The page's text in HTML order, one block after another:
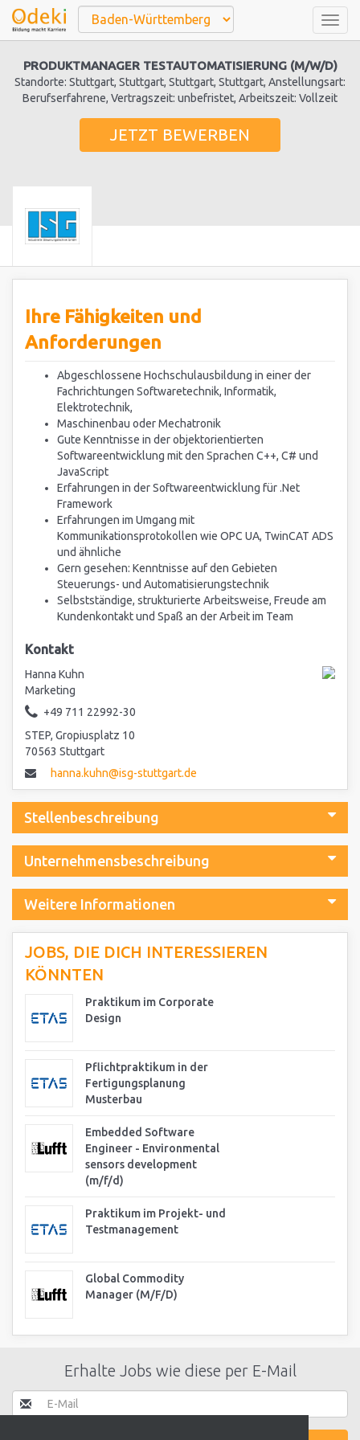
PRODUKTMANAGER TESTAUTOMATISIERUNG (M/W/D)
Standorte: Stuttgart, Stuttgart, Stuttgart, Stuttgart, Anstellungsart:
Berufserfahrene, Vertragszeit: unbefristet, Arbeitszeit: Vollzeit
JETZT BEWERBEN
Ihre Fähigkeiten und
Anforderungen
Abgeschlossene Hochschulausbildung in einer der
Fachrichtungen Softwaretechnik, Informatik,
Elektrotechnik,
Maschinenbau oder Mechatronik
Gute Kenntnisse in der objektorientierten
Softwareentwicklung mit den Sprachen C++, C# und
JavaScript
Erfahrungen in der Softwareentwicklung für .Net
Framework
Erfahrungen im Umgang mit
Kommunikationsprotokollen wie OPC UA, TwinCAT ADS
und ähnliche
Gern gesehen: Kenntnisse auf den Gebieten
Steuerungs- und Automatisierungstechnik
Selbstständige, strukturierte Arbeitsweise, Freude am
Kundenkontakt und Spaß an der Arbeit im Team
Kontakt
Hanna Kuhn
Marketing
+49 711 22992-30
STEP, Gropiusplatz 10
70563 Stuttgart
hanna.kuhn@isg-stuttgart.de
Stellenbeschreibung
Unternehmensbeschreibung
Weitere Informationen
JOBS, DIE DICH INTERESSIEREN
KÖNNTEN
Praktikum im Corporate
Design
Pflichtpraktikum in der
Fertigungsplanung
Musterbau
Embedded Software
Engineer - Environmental
sensors development
(m/f/d)
Praktikum im Projekt- und
Testmanagement
Global Commodity
Manager (M/F/D)
Erhalte Jobs wie diese per E-Mail